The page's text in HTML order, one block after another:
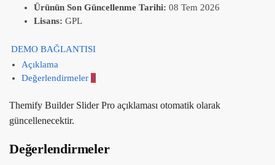
Ürünün Son Güncellenme Tarihi: 08 Tem 2026
Lisans: GPL
DEMO BAĞLANTISI
Açıklama
Değerlendirmeler 0
Themify Builder Slider Pro açıklaması otomatik olarak
güncellenecektir.
Değerlendirmeler